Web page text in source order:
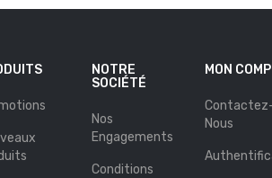
NOTRE
SOCIÉTÉ
Nos
Engagements
Conditions
MON
Nous